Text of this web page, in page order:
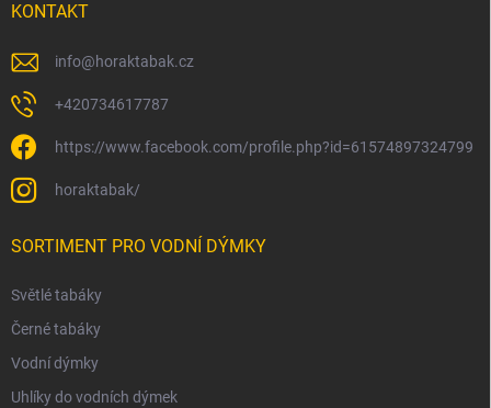
KONTAKT
info@horaktabak.cz
+420734617787
https://www.facebook.com/profile.php?id=61574897324799
horaktabak/
SORTIMENT PRO VODNÍ DÝMKY
Světlé tabáky
Černé tabáky
Vodní dýmky
Uhlíky do vodních dýmek